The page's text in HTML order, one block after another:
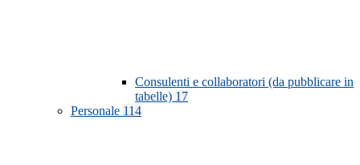
Consulenti e collaboratori (da pubblicare in
tabelle) 17
Personale 114